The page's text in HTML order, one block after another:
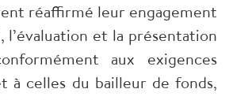
réaffirmé leur engagement
l’évaluation et la présentation
aux exigences
à celles du bailleur de fonds,